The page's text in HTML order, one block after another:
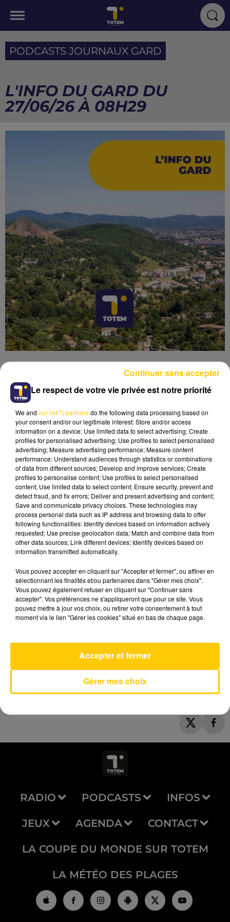
PODCASTS JOURNAUX GARD
L'INFO DU GARD DU
27/06/26 À 08H29
Lecture (4 min 50 sec)
27 juin 2026 - 4 min 50 sec
L'INFO DU GARD DU 27/06/26 À 08H29
Ecoutez sur Totem l'information en Lozère et sur
le bassin d'Alès avec les reportages de nos
journalistes sur le terrain.
AVEYRON NORD
RADIO PODCASTS INFOS
JEUX AGENDA CONTACT
LA COUPE DU MONDE SUR TOTEM
LA MÉTÉO DES PLAGES
Le respect de votre vie privée est notre priorité
We and our (447) partnersdo the following data processing based on
your consent and/or our legitimate interest: Store and/or access
information on a device; Use limited data to select advertising; Create
profiles for personalised advertising; Use profiles to select personalised
advertising; Measure advertising performance; Measure content
performance; Understand audiences through statistics or combinations
of data from different sources; Develop and improve services; Create
profiles to personalise content; Use profiles to select personalised
content; Use limited data to select content; Ensure security, prevent and
detect fraud, and fix errors; Deliver and present advertising and content;
Save and communicate privacy choices. These technologies may
process personal data such as IP address and browsing data to offer
following functionalities: Identify devices based on information actively
requested; Use precise geolocation data; Match and combine data from
other data sources; Link different devices; Identify devices based on
information transmitted automatically.
Vous pouvez accepter en cliquant sur "Accepter et fermer", ou affiner en
sélectionnant les finalités et/ou partenaires dans "Gérer mes choix".
Vous pouvez également refuser en cliquant sur "Continuer sans
accepter". Vos préférences ne s'appliqueront que pour ce site. Vous
pouvez mettre à jour vos choix, ou retirer votre consentement à tout
moment via le lien "Gérer les cookies" situé en bas de chaque page.
Gérer mes choix
Accepter et fermer
Continuer sans accepter